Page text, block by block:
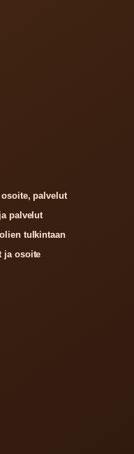
osoite, palvelut
palvelut
tulkintaan
ja osoite